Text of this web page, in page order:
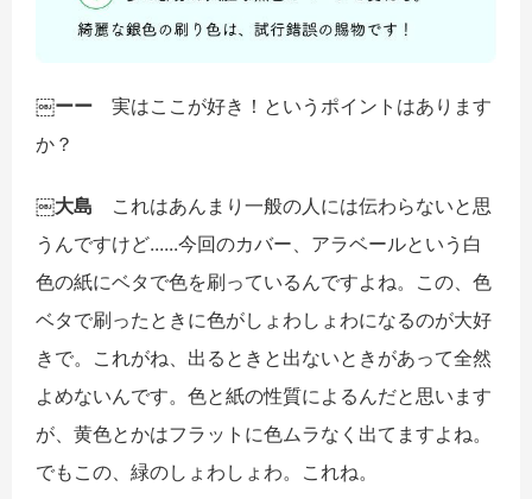
￼ーー 実はここが好き！というポイントはあります
か？
￼大島 これはあんまり一般の人には伝わらないと思
うんですけど......今回のカバー、アラベールという白
色の紙にベタで色を刷っているんですよね。この、色
ベタで刷ったときに色がしょわしょわになるのが大好
きで。これがね、出るときと出ないときがあって全然
よめないんです。色と紙の性質によるんだと思います
が、黄色とかはフラットに色ムラなく出てますよね。
でもこの、緑のしょわしょわ。これね。